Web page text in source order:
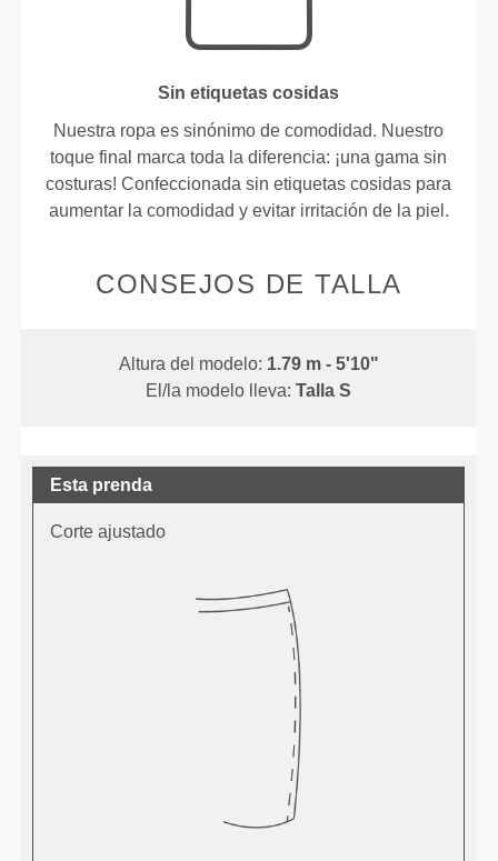
Sin etiquetas cosidas
Nuestra ropa es sinónimo de comodidad. Nuestro
toque final marca toda la diferencia: ¡una gama sin
costuras! Confeccionada sin etiquetas cosidas para
aumentar la comodidad y evitar irritación de la piel.
CONSEJOS DE TALLA
Altura del modelo: 1.79 m - 5'10"
El/la modelo lleva:Talla S
Esta prenda
Corte ajustado